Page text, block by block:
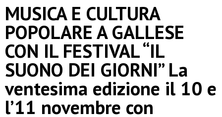
MUSICA E CULTURA
POPOLARE A GALLESE
CON IL FESTIVAL “IL
SUONO DEI GIORNI” La
ventesima edizione il 10 e
l’11 novembre con